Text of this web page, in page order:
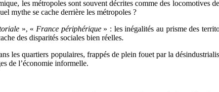
les métropoles sont souvent décrites comme des locomotives
mythe se cache derrière les métropoles ?
», « France périphérique» : les inégalités au prisme des
des disparités sociales bien réelles.
les quartiers populaires, frappés de plein fouet par la
de l’économie informelle.